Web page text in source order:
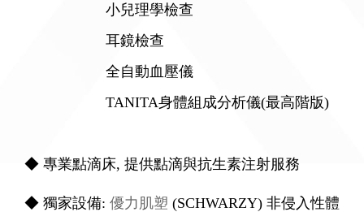
小兒理學檢查
耳鏡檢查
全自動血壓儀
TANITA身體組成分析儀(最高階版)
◆ 專業點滴床, 提供點滴與抗生素注射服務
◆ 獨家設備: 優力肌塑 (SCHWARZY) 非侵入性體